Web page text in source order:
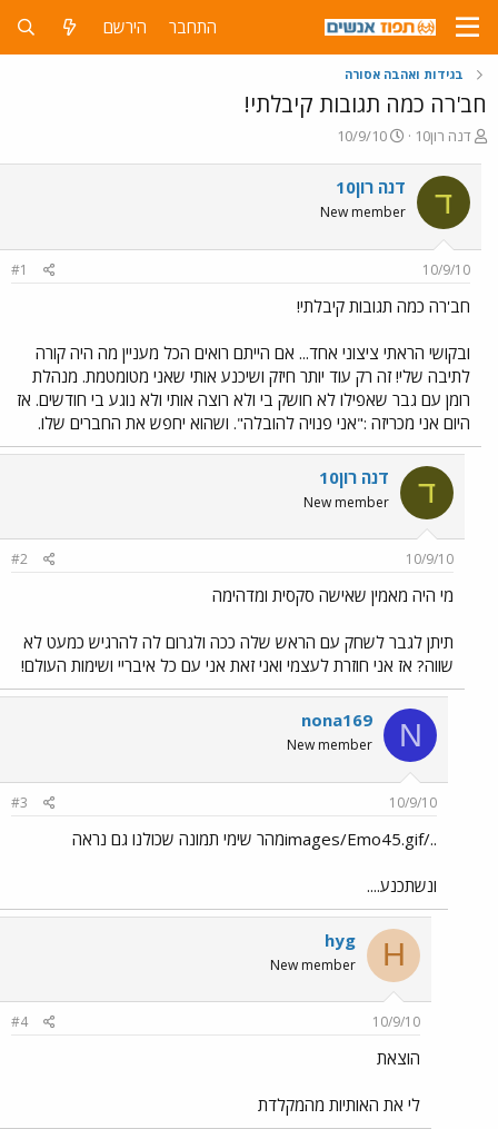
התחבר הירשם
בגידות ואהבה אסורה
חב'רה כמה תגובות קיבלתי!
פ
ח
ה
ו
ש
דנה רון10
פ
ס
ם
ת
י
10/9/10
ד דנה רון10
New member
10/9/10
#1
חב'רה כמה תגובות קיבלתי!
ובקושי הראתי ציצוני אחד... אם הייתם רואים הכל מעניין מה היה קורה
לתיבה שלי! זה רק עוד יותר חיזק ושיכנע אותי שאני מטומטמת. מנהלת
רומן עם גבר שאפילו לא חושק בי ולא רוצה אותי ולא נוגע בי חודשים. אז
היום אני מכריזה :"אני פנויה להובלה". ושהוא יחפש את החברים שלו.
ד דנה רון10
New member
10/9/10
#2
מי היה מאמין שאישה סקסית ומדהימה
תיתן לגבר לשחק עם הראש שלה ככה ולגרום לה להרגיש כמעט לא
שווה? אז אני חוזרת לעצמי ואני זאת אני עם כל איבריי ושימות העולם!
N
nona169
New member
10/9/10
#3
../images/Emo45.gifמהר שימי תמונה שכולנו גם נראה
ונשתכנע....
H
hyg
New member
10/9/10
#4
הוצאת
לי את האותיות מהמקלדת